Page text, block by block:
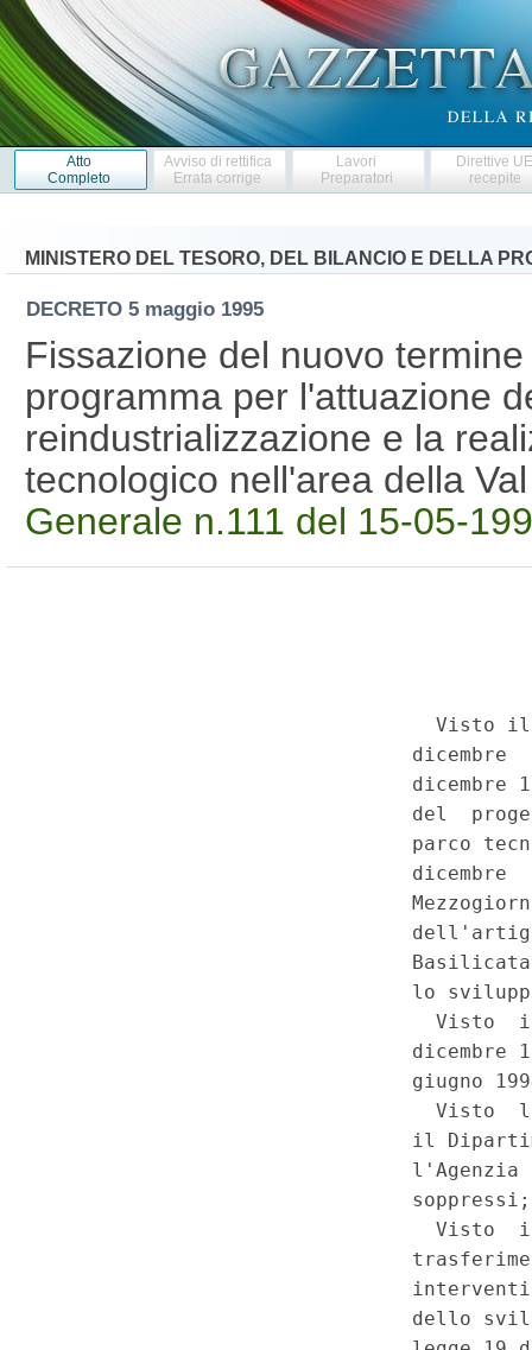
Atto
Completo
Avviso di rettifica
Errata corrige
Lavori
Preparatori
Direttive
recepite
MINISTERO DEL TESORO, DEL BILANCIO E DELLA
DECRETO 5 maggio 1995
Fissazione del nuovo
programma per l'attuazione
reindustrializzazione e la
tecnologico nell'area della
Generale n.111 del 15-05-